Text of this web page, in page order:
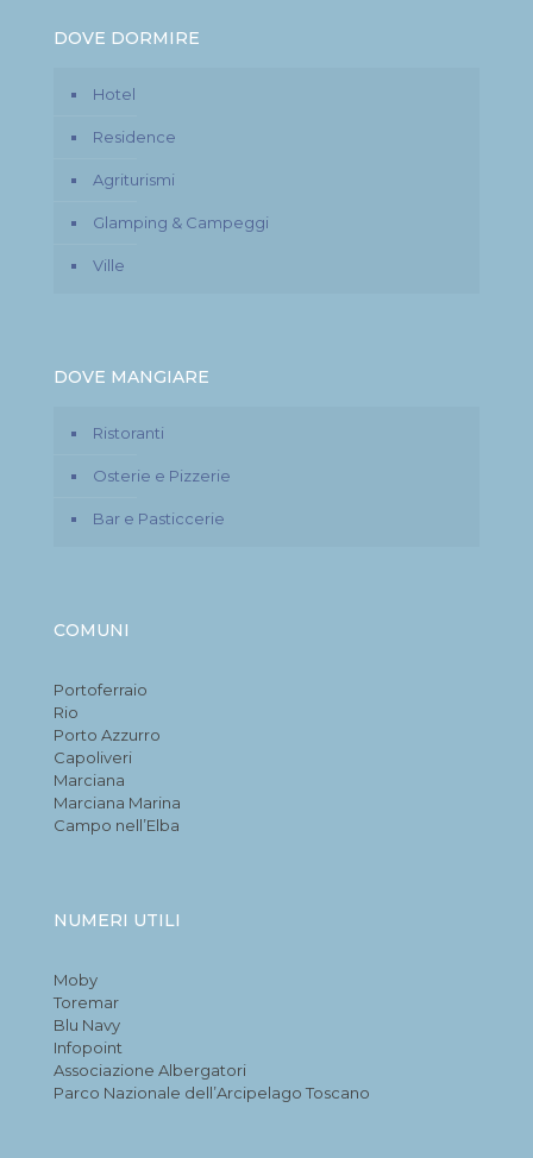
DOVE DORMIRE
Hotel
Residence
Agriturismi
Glamping & Campeggi
Ville
DOVE MANGIARE
Ristoranti
Osterie e Pizzerie
Bar e Pasticcerie
COMUNI
Portoferraio
Rio
Porto Azzurro
Capoliveri
Marciana
Marciana Marina
Campo nell’Elba
NUMERI UTILI
Moby
Toremar
Blu Navy
Infopoint
Associazione Albergatori
Parco Nazionale dell’Arcipelago Toscano